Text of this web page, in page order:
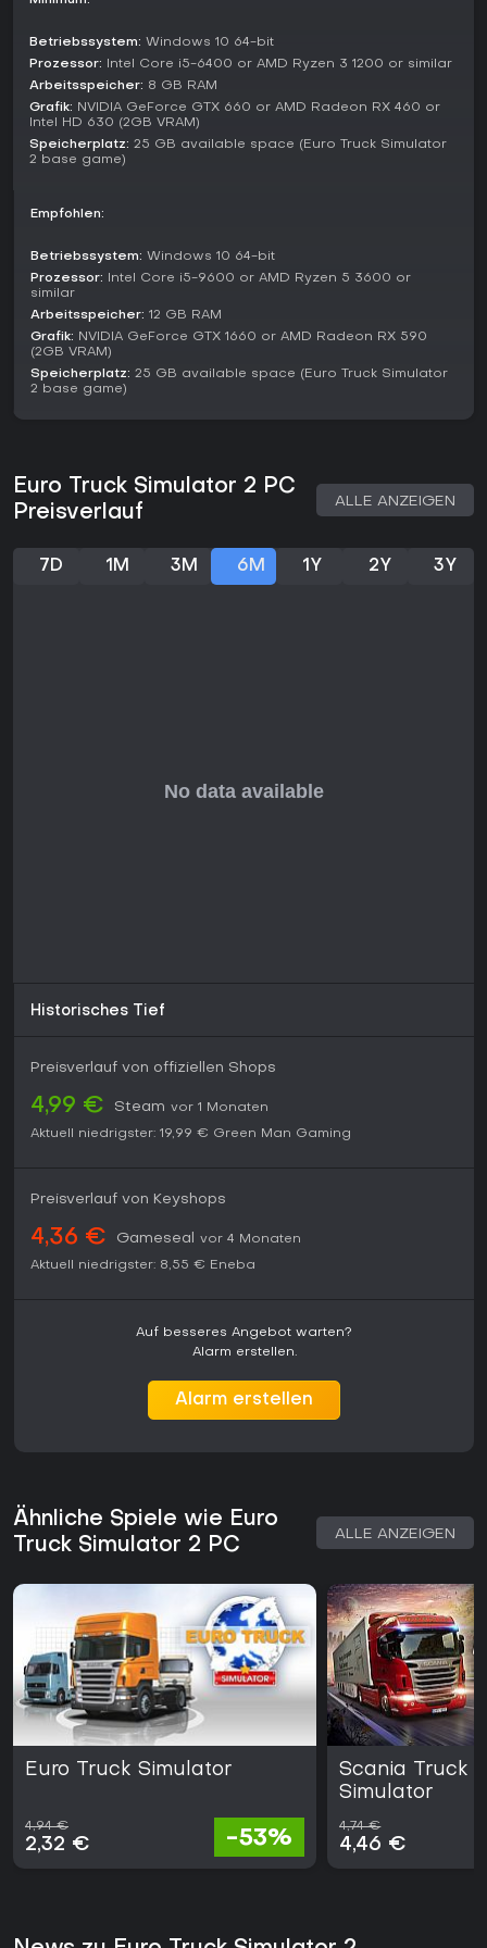
Auf Steam genießt Euro Truck Simulator 2 überwältigend
positive Resonanz: 97 % positive Bewertungen aus über
722.000 Reviews und 79 auf Metacritic. Sim-Fans lieben die
Entspannung, mit durchschnittlich 44 Spielstunden - viele
investieren Hunderte mehr durch den süchtig machenden
Wenn du Strategie, Erkundung und ruhiges Wachstum magst
durch kostenlose Updates und optionale DLCs für neue
Regionen und Fracht. Perfekt für stressfreie Pausen, mit
Demo zum risikofreien Test. Für Truck-Sim-Fans bleibt es 2026
die Top-Wahl.
Betriebssystem: Windows 10 64-bit
Prozessor: Intel Core i5-6400 or AMD Ryzen 3 1200 or similar
Arbeitsspeicher: 8 GB RAM
Grafik: NVIDIA GeForce GTX 660 or AMD Radeon RX 460 or
Intel HD 630 (2GB VRAM)
Speicherplatz: 25 GB available space (Euro Truck Simulator
2 base game)
Empfohlen:
Betriebssystem: Windows 10 64-bit
Prozessor: Intel Core i5-9600 or AMD Ryzen 5 3600 or
similar
Arbeitsspeicher: 12 GB RAM
Grafik: NVIDIA GeForce GTX 1660 or AMD Radeon RX 590
(2GB VRAM)
Speicherplatz: 25 GB available space (Euro Truck Simulator
2 base game)
Euro Truck Simulator 2 PC
Preisverlauf
ALLE ANZEIGEN
7D 1M 3M 6M 1Y 2Y 3Y
Historisches Tief
Preisverlauf von offiziellen Shops
4,99 € Steam vor 1 Monaten
Aktuell niedrigster: 19,99 € Green Man Gaming
Preisverlauf von Keyshops
4,36 € Gameseal
vor 4 Monaten
Aktuell niedrigster: 8,55 € Eneba
Auf besseres Angebot warten?
Alarm erstellen.
Alarm erstellen
Ähnliche Spiele wie Euro
Truck Simulator 2 PC
ALLE ANZEIGEN
Euro Truck Simulator
4,94 €
2,32 € -53%
Scania Truck
Simulator
4,74 €
4,46 €